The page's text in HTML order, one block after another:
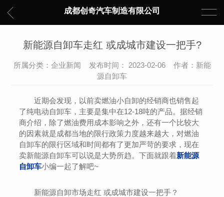
成都创奇汽车制造有限公司
新能源自卸车走红 或成城市建设一把手?
所属分类：企业新闻 发布时间： 2023-02-06 作者：新能
源自卸车
近期会发现，以前卖燃油小自卸的经销商也销售起
了纯电动自卸车，主要是集中在12-18吨的产品。据经销
商介绍，除了燃油费用成本影响之外，还有一个比较大
的因素就是成都当地的限行政策力度越来越大，对燃油
自卸车的限行区域和时间都有了更加严苛的要求，现在
卖新能源自卸车可以说是大势所趋。下面就跟着新能源
自卸车小编一起了解吧~
新能源自卸市场走红 或成城市建设一把手？